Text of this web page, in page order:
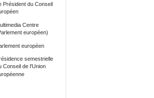
Président du Conseil
Centre
européen)
européen
semestrielle
Conseil de l'Union